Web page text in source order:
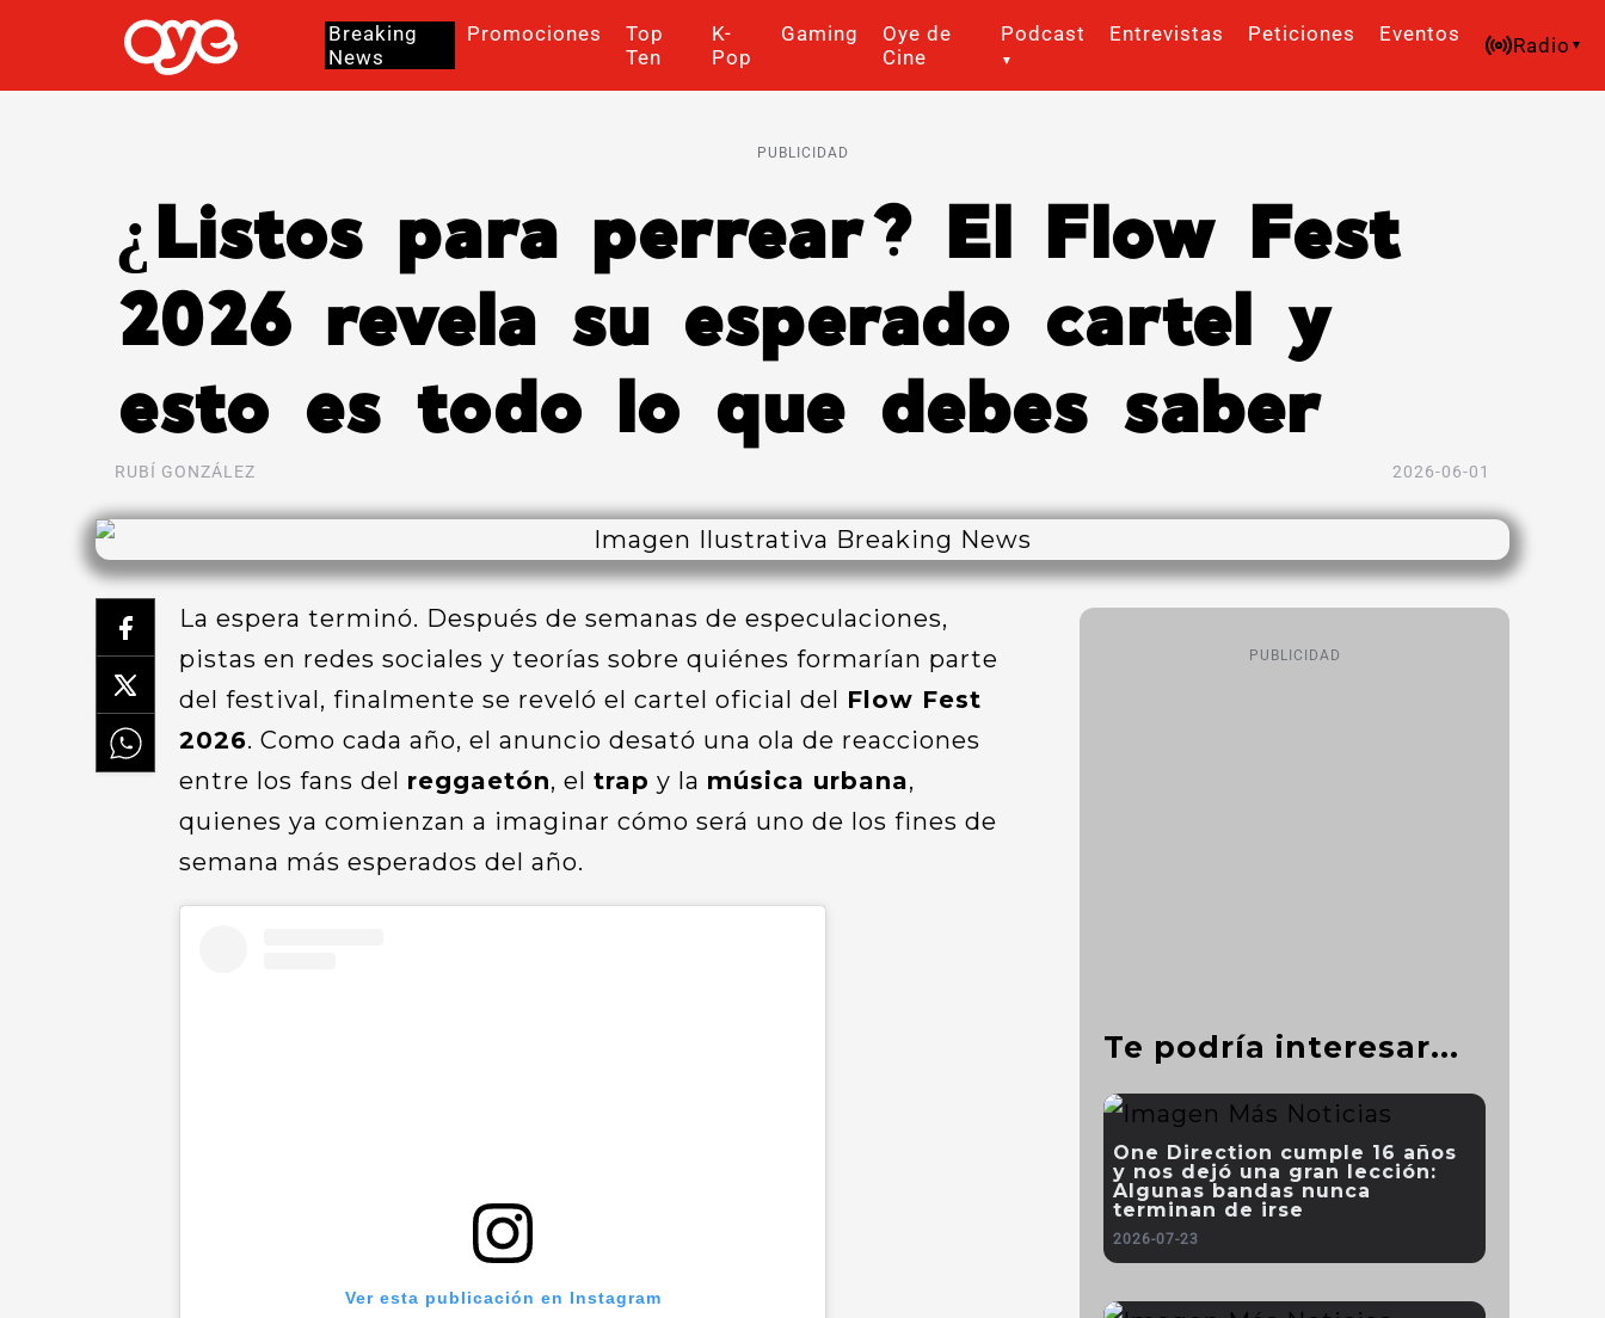
Breaking
News
Promociones
Top
Ten
K-
Pop
Gaming
Oye de
Cine
Podcast Entrevistas Peticiones Eventos Radio
PUBLICIDAD
¿Listos para perrear? El Flow Fest
2026 revela su esperado cartel y
esto es todo lo que debes saber
RUBÍ GONZÁLEZ 2026-06-01
La espera terminó. Después de semanas de especulaciones,
pistas en redes sociales y teorías sobre quiénes formarían parte
del festival, finalmente se reveló el cartel oficial del Flow Fest
2026. Como cada año, el anuncio desató una ola de reacciones
entre los fans del reggaetón, el trap y la música urbana,
quienes ya comienzan a imaginar cómo será uno de los fines de
semana más esperados del año.
Ver esta publicación en Instagram
PUBLICIDAD
Te podría interesar...
One Direction cumple 16 años
y nos dejó una gran lección:
Algunas bandas nunca
terminan de irse
2026-07-23